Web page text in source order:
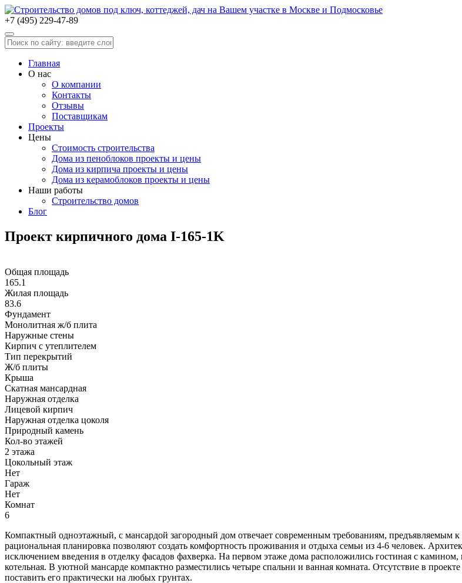
+7 (495) 229-47-89
Главная
О нас
О компании
Контакты
Отзывы
Поставщикам
Проекты
Цены
Стоимость строительства
Дома из пеноблоков проекты и цены
Дома из кирпича проекты и цены
Дома из керамоблоков проекты и цены
Наши работы
Строительство домов
Блог
Проект кирпичного дома I-165-1K
Общая площадь
165.1
Жилая площадь
83.6
Фундамент
Монолитная ж/б плита
Наружные стены
Кирпич с утеплителем
Тип перекрытий
Ж/б плиты
Крыша
Cкатная мансардная
Наружная отделка
Лицевой кирпич
Наружная отделка цоколя
Природный камень
Кол-во этажей
2 этажа
Цокольный этаж
Нет
Гараж
Нет
Комнат
6
Компактный одноэтажный, с мансардой загородный дом отвечает современным требованиям,
рациональная планировка позволяют создать комфортность проживания и отдыха семьи из 4-6 человек.
исключением введения в отделку фасадов фахверка. На первом этаже дома расположились гостиная с камином,
котельная. В уютной мансарде компактно разместились четыре спальни и ванная комната. Отсутствие в
поставить его практически на любых грунтах.